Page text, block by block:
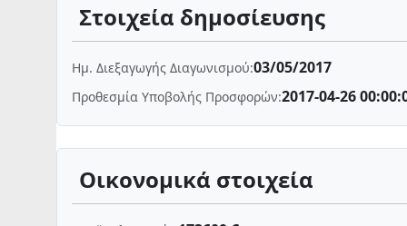
Στοιχεία δημοσίευσης
Ημ. Διεξαγωγής Διαγωνισμού:03/05/2017
Προθεσμία Υποβολής Προσφορών:2017-04-26
Οικονομικά στοιχεία